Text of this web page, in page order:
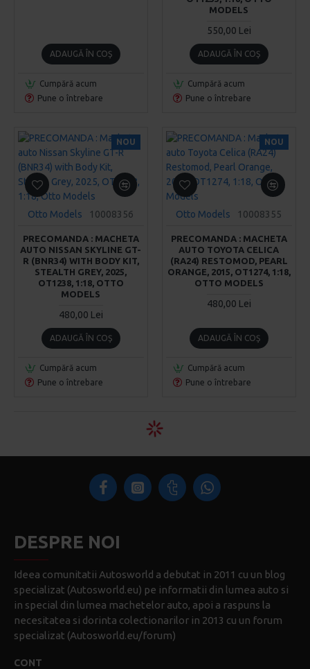
ADAUGĂ ÎN COŞ
Cumpără acum
Pune o întrebare
MODELS
550,00 Lei
ADAUGĂ ÎN COŞ
Cumpără acum
Pune o întrebare
NOU
Otto Models 10008356
PRECOMANDA : MACHETA
AUTO NISSAN SKYLINE GT-
R (BNR34) WITH BODY KIT,
STEALTH GREY, 2025,
OT1238, 1:18, OTTO
MODELS
480,00 Lei
ADAUGĂ ÎN COŞ
Cumpără acum
Pune o întrebare
NOU
Otto Models 10008355
PRECOMANDA : MACHETA
AUTO TOYOTA CELICA
(RA24) RESTOMOD, PEARL
ORANGE, 2015, OT1274, 1:18,
OTTO MODELS
480,00 Lei
ADAUGĂ ÎN COŞ
Cumpără acum
Pune o întrebare
DESPRE NOI
Ideea comunitatii Autosworld a debutat in 2011 cu un blog
specializat (Autosworld.eu) pe informatii din lumea auto si
in special din lumea machetelor auto, apoi a raspuns la
necesitatea si dorinta colectionarilor in 2013 cu un forum
specializat (Autosworld.eu/forum)
CONT